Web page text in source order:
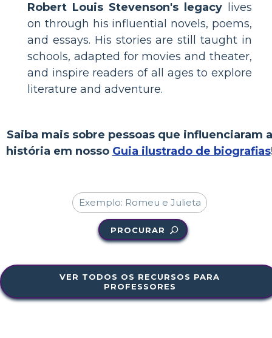
Robert Louis Stevenson's legacy lives
on through his influential novels, poems,
and essays. His stories are still taught in
schools, adapted for movies and theater,
and inspire readers of all ages to explore
literature and adventure.
Saiba mais sobre pessoas que influenciaram a
história em nosso Guia ilustrado de biografias
PROCURAR
VER TODOS OS RECURSOS PARA
PROFESSORES